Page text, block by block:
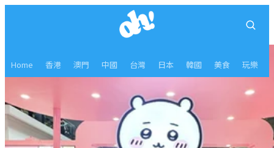
Home 香港 澳門 中國 台灣 日本 韓國 美食 玩樂